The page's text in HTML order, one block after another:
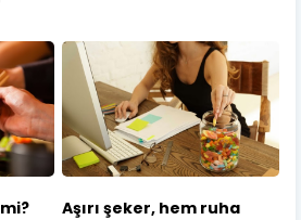
Aşırı şeker, hem ruha